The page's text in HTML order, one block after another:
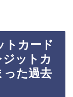
トカード
ットカ
った過去